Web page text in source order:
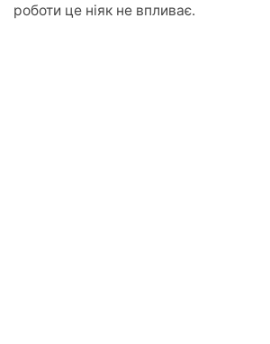
роботи це ніяк не впливає.